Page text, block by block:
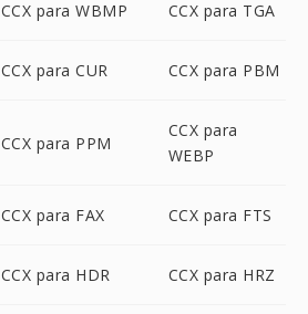
CCX para WBMP CCX para TGA
CCX para CUR CCX para PBM
CCX para PPM
CCX para
WEBP
CCX para FAX CCX para FTS
CCX para HDR CCX para HRZ